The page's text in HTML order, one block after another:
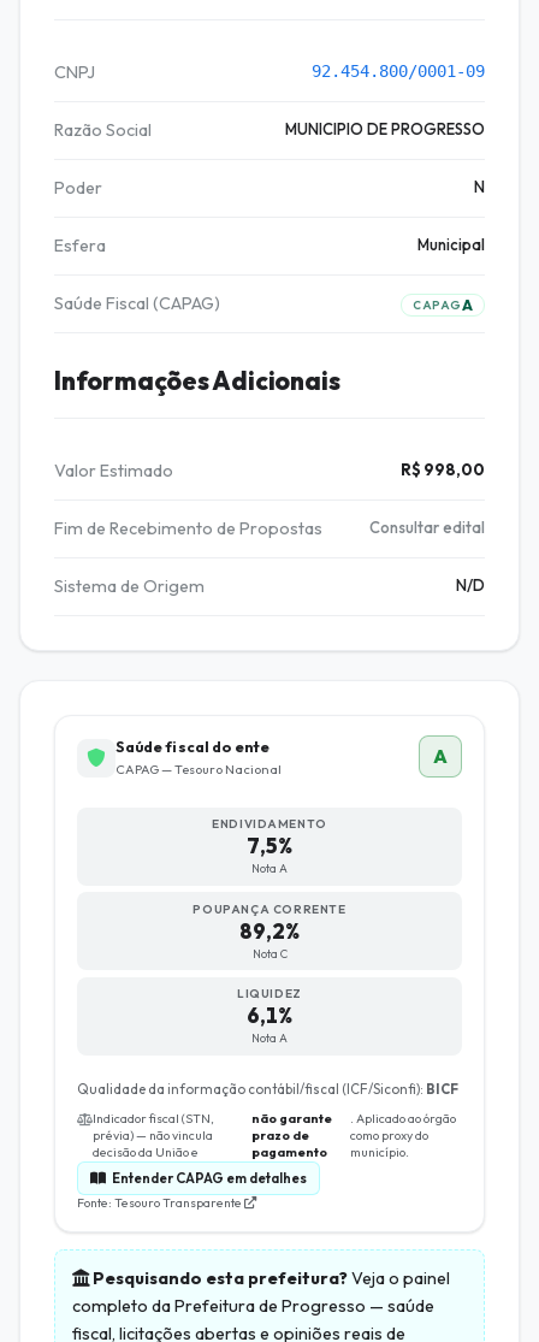
CNPJ 92.454.800/0001-09
Razão Social MUNICIPIO DE PROGRESSO
Poder N
Esfera Municipal
Saúde Fiscal (CAPAG) CAPAGA
Informações Adicionais
Valor Estimado R$ 998,00
Fim de Recebimento de Propostas Consultar edital
Sistema de Origem N/D
Saúde fiscal do ente
CAPAG — Tesouro Nacional
A
ENDIVIDAMENTO
7,5%
Nota A
POUPANÇA CORRENTE
89,2%
Nota C
LIQUIDEZ
6,1%
Nota A
Qualidade da informação contábil/fiscal (ICF/Siconfi): BICF
Indicador fiscal (STN,
prévia) — não vincula
decisão da União e
não garante
prazo de
pagamento
. Aplicado ao órgão
como proxy do
município.
Entender CAPAG em detalhes
Fonte: Tesouro Transparente
Pesquisando esta prefeitura?Veja o painel
completo daPrefeitura de Progresso — saúde
fiscal, licitações abertas e opiniões reais de